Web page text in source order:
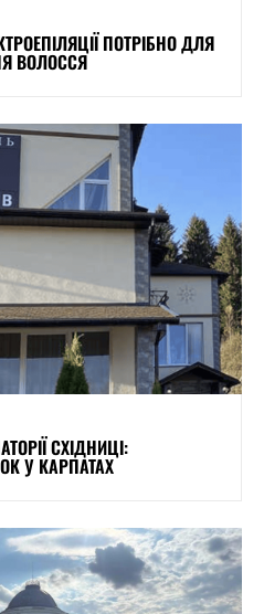
ПОТРІБНО ДЛЯ
ВОЛОССЯ
СХІДНИЦІ:
У КАРПАТАХ